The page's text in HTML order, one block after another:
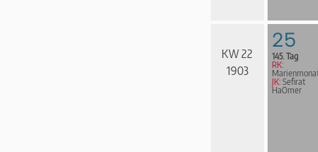
KW 22
1903
25
145. Tag
RK:
JK: Sefirat
HaOmer